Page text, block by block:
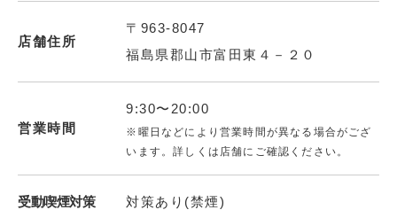
店舗住所
〒963-8047
福島県郡山市富田東４－２０
営業時間
9:30〜20:00
※曜日などにより営業時間が異なる場合がござ
います。詳しくは店舗にご確認ください。
受動喫煙対策 対策あり(禁煙)